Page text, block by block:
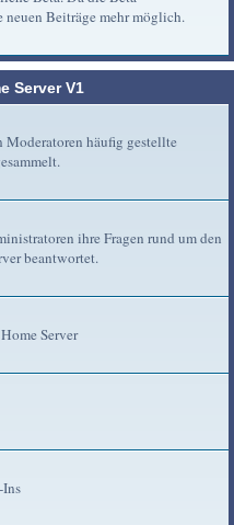
neuen Beiträge mehr möglich.
Server V1
Moderatoren häufig gestellte
ihre Fragen rund um den
beantwortet.
Server